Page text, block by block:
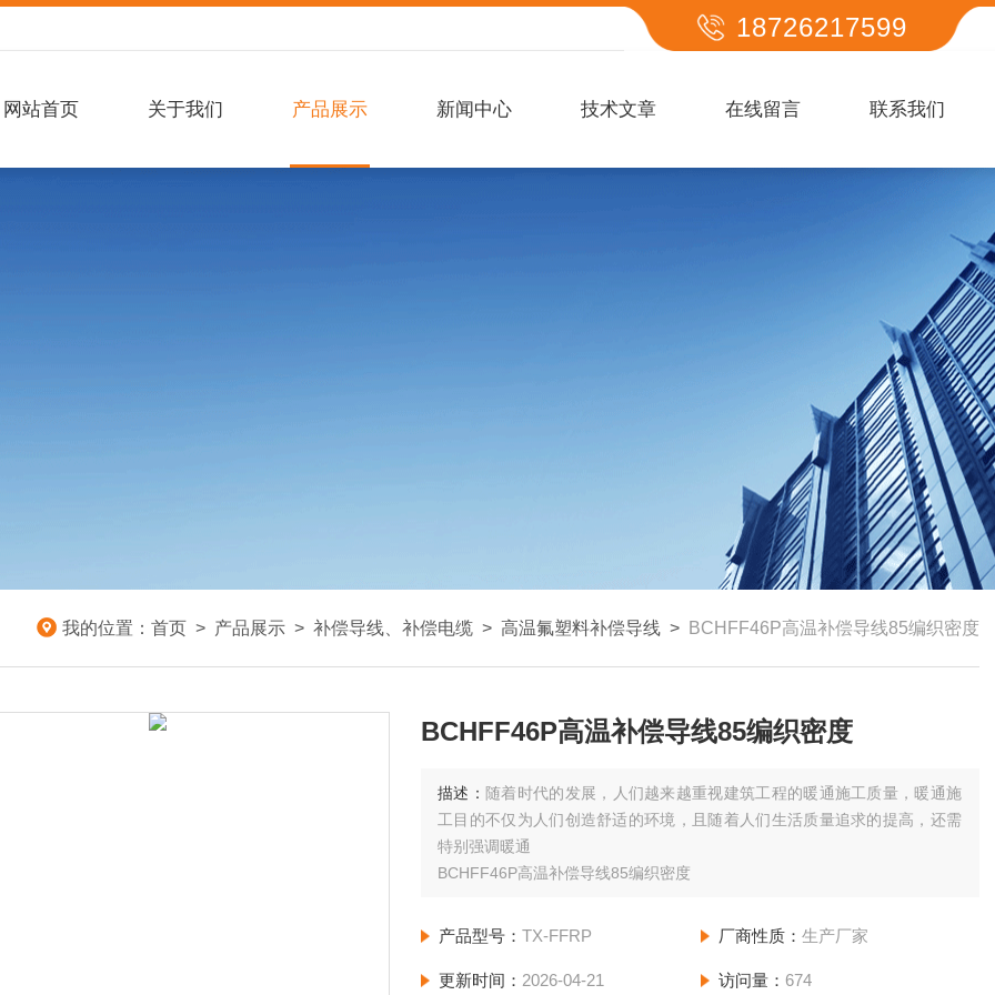
18726217599
网站首页 关于我们 产品展示 新闻中心 技术文章 在线留言 联系我们
我的位置： 首页 > 产品展示 > 补偿导线、补偿电缆 > 高温氟塑料补偿导线 > BCHFF46P高温补偿导线85编织密度
BCHFF46P高温补偿导线85编织密度
描述： 随着时代的发展，人们越来越重视建筑工程的暖通施工质量，暖通施
工目的不仅为人们创造舒适的环境，且随着人们生活质量追求的提高，还需
特别强调暖通
BCHFF46P高温补偿导线85编织密度
产品型号：TX-FFRP 厂商性质： 生产厂家
更新时间： 2026-04-21 访问量： 674